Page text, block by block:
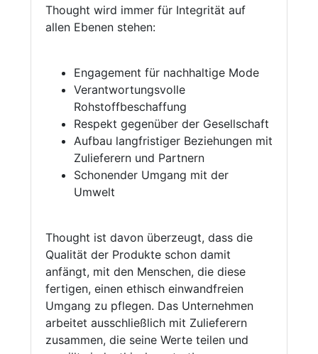
Thought wird immer für Integrität auf
allen Ebenen stehen:
Engagement für nachhaltige Mode
Verantwortungsvolle
Rohstoffbeschaffung
Respekt gegenüber der Gesellschaft
Aufbau langfristiger Beziehungen mit
Zulieferern und Partnern
Schonender Umgang mit der
Umwelt
Thought ist davon überzeugt, dass die
Qualität der Produkte schon damit
anfängt, mit den Menschen, die diese
fertigen, einen ethisch einwandfreien
Umgang zu pflegen. Das Unternehmen
arbeitet ausschließlich mit Zulieferern
zusammen, die seine Werte teilen und